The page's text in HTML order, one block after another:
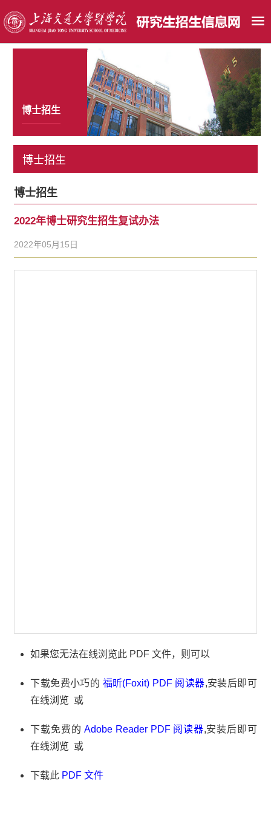
博士招生
博士招生
博士招生
2022年博士研究生招生复试办法
2022年05月15日
如果您无法在线浏览此 PDF 文件，则可以
下载免费小巧的 福昕(Foxit) PDF 阅读器,安装后即可
在线浏览 或
下载免费的Adobe Reader PDF 阅读器,安装后即可
在线浏览 或
下载此 PDF 文件